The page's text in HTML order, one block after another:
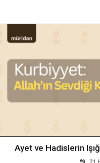
Ayet ve Hadislerin